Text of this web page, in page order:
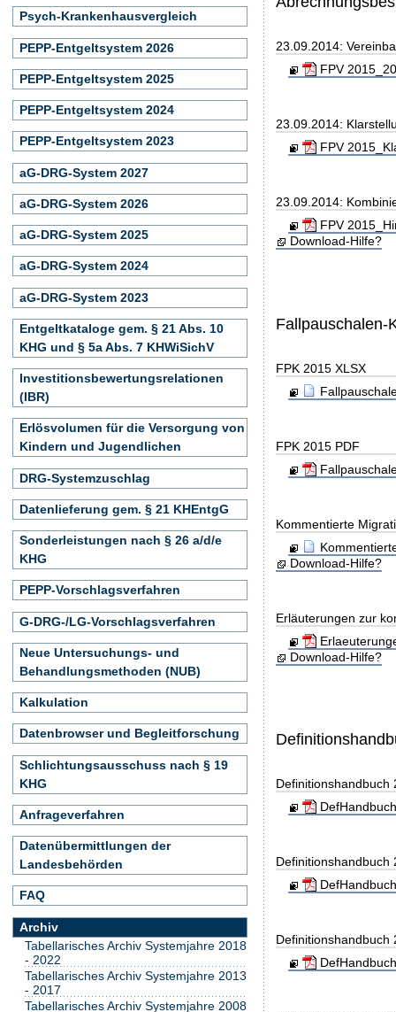
23.09.2014:
FPV
23.09.2014:
FPV
23.09.2014:
FPV
Download-Hilfe?
Fallpauschalen-
FPK 2015 XLSX
FPK 2015 PDF
Kommentierte
Download-Hilfe?
Erläuterungen zur
Download-Hilfe?
Definitionshandbuch
Definitionshandbuch
Definitionshandbuch
Psych-Krankenhausvergleich
PEPP-Entgeltsystem 2026
PEPP-Entgeltsystem 2025
PEPP-Entgeltsystem 2024
PEPP-Entgeltsystem 2023
aG-DRG-System 2027
aG-DRG-System 2026
aG-DRG-System 2025
aG-DRG-System 2024
aG-DRG-System 2023
Entgeltkataloge gem. § 21 Abs. 10
KHG und § 5a Abs. 7 KHWiSichV
Investitionsbewertungsrelationen
(IBR)
Erlösvolumen für die Versorgung von
Kindern und Jugendlichen
DRG-Systemzuschlag
Datenlieferung gem. § 21 KHEntgG
Sonderleistungen nach § 26 a/d/e
KHG
PEPP-Vorschlagsverfahren
G-DRG-/LG-Vorschlagsverfahren
Neue Untersuchungs- und
Behandlungsmethoden (NUB)
Kalkulation
Datenbrowser und Begleitforschung
Schlichtungsausschuss nach § 19
KHG
Anfrageverfahren
Datenübermittlungen der
Landesbehörden
FAQ
Archiv
Tabellarisches Archiv Systemjahre 2018
- 2022
Tabellarisches Archiv Systemjahre 2013
- 2017
Tabellarisches Archiv Systemjahre 2008